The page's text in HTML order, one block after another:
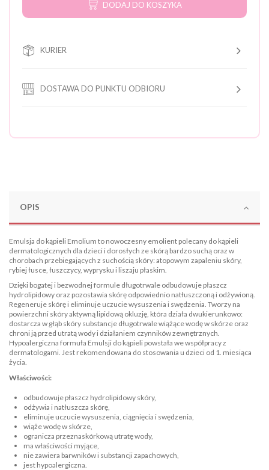
DODAJ DO KOSZYKA
KURIER
DOSTAWA DO PUNKTU ODBIORU
OPIS
Emulsja do kąpieli Emolium to nowoczesny emolient polecany do kąpieli
dermatologicznych dla dzieci i dorosłych ze skórą bardzo suchą oraz w
chorobach przebiegających z suchością skóry: atopowym zapaleniu skóry,
rybiej łusce, łuszczycy, wyprysku i liszaju płaskim.
Dzięki bogatej i bezwodnej formule długotrwale odbudowuje płaszcz
hydrolipidowy oraz pozostawia skórę odpowiednio natłuszczoną i odżywioną.
Regeneruje skórę i eliminuje uczucie wysuszenia i swędzenia. Tworzy na
powierzchni skóry aktywną lipidową okluzję, która działa dwukierunkowo:
dostarcza w głąb skóry substancje długotrwale wiążące wodę w skórze oraz
chroni ją przed utratą wody i działaniem czynników zewnętrznych.
Hypoalergiczna formuła Emulsji do kąpieli powstała we współpracy z
dermatologami. Jest rekomendowana do stosowania u dzieci od 1. miesiąca
życia.
Właściwości:
odbudowuje płaszcz hydrolipidowy skóry,
odżywia i natłuszcza skórę,
eliminuje uczucie wysuszenia, ciągnięcia i swędzenia,
wiąże wodę w skórze,
ogranicza przeznaskórkową utratę wody,
ma właściwości myjące,
nie zawiera barwników i substancji zapachowych,
jest hypoalergiczna.